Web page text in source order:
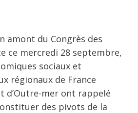
amont du Congrès des
ce mercredi 28 septembre,
sociaux et
régionaux de France
d’Outre-mer ont rappelé
des pivots de la